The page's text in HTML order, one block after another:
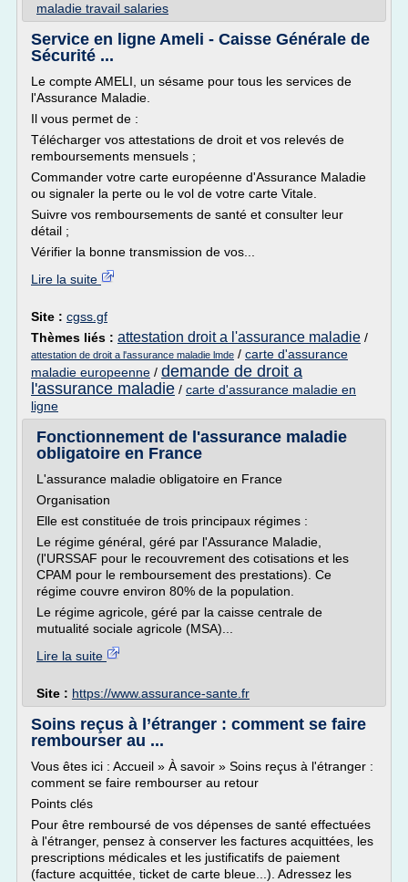
maladie travail salaries
Service en ligne Ameli - Caisse Générale de
Sécurité ...
Le compte AMELI, un sésame pour tous les services de
l'Assurance Maladie.
Il vous permet de :
Télécharger vos attestations de droit et vos relevés de
remboursements mensuels ;
Commander votre carte européenne d'Assurance Maladie
ou signaler la perte ou le vol de votre carte Vitale.
Suivre vos remboursements de santé et consulter leur
détail ;
Vérifier la bonne transmission de vos...
Lire la suite
Site : cgss.gf
Thèmes liés : attestation droit a l'assurance maladie /
attestation de droit a l'assurance maladie lmde / carte d'assurance
maladie europeenne / demande de droit a
l'assurance maladie / carte d'assurance maladie en
ligne
Fonctionnement de l'assurance maladie
obligatoire en France
L'assurance maladie obligatoire en France
Organisation
Elle est constituée de trois principaux régimes :
Le régime général, géré par l'Assurance Maladie,
(l'URSSAF pour le recouvrement des cotisations et les
CPAM pour le remboursement des prestations). Ce
régime couvre environ 80% de la population.
Le régime agricole, géré par la caisse centrale de
mutualité sociale agricole (MSA)...
Lire la suite
Site : https://www.assurance-sante.fr
Soins reçus à l’étranger : comment se faire
rembourser au ...
Vous êtes ici : Accueil » À savoir » Soins reçus à l'étranger :
comment se faire rembourser au retour
Points clés
Pour être remboursé de vos dépenses de santé effectuées
à l'étranger, pensez à conserver les factures acquittées, les
prescriptions médicales et les justificatifs de paiement
(facture acquittée, ticket de carte bleue...). Adressez les